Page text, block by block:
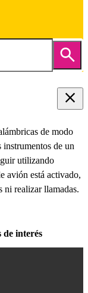
de modo
de un
utilizando
avión está activado,
ni realizar llamadas.
de interés